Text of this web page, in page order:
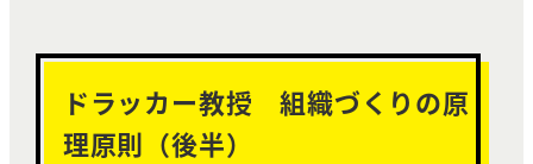
ドラッカー教授 組織づくりの原
理原則（後半）